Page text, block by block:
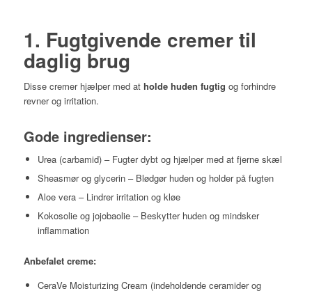
1. Fugtgivende cremer til
daglig brug
Disse cremer hjælper med at holde huden fugtig og forhindre
revner og irritation.
Gode ingredienser:
Urea (carbamid) – Fugter dybt og hjælper med at fjerne skæl
Sheasmør og glycerin – Blødgør huden og holder på fugten
Aloe vera – Lindrer irritation og kløe
Kokosolie og jojobaolie – Beskytter huden og mindsker
inflammation
Anbefalet creme:
CeraVe Moisturizing Cream (indeholdende ceramider og